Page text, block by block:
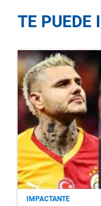
TE PUEDE
IMPACTANTE